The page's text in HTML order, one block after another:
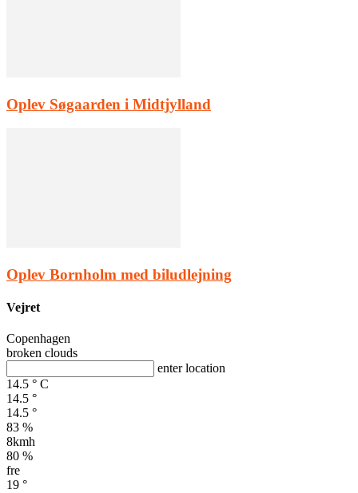
Oplev Søgaarden i Midtjylland
Oplev Bornholm med biludlejning
Vejret
Copenhagen
broken clouds
enter location
14.5 ° C
14.5 °
14.5 °
83 %
8kmh
80 %
fre
19 °